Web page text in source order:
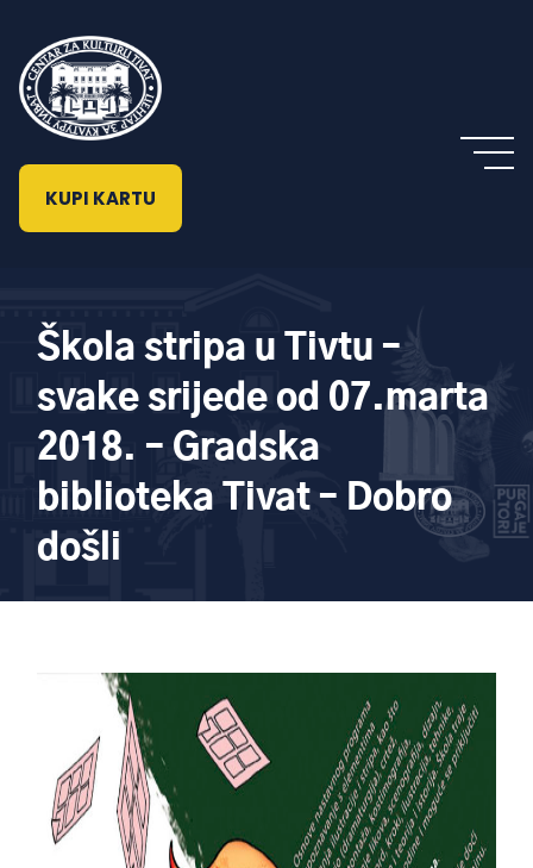
KUPI KARTU
Škola stripa u Tivtu –
svake srijede od 07.marta
2018. – Gradska
biblioteka Tivat – Dobro
došli